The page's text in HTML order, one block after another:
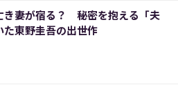
き妻が宿る？ 秘密を抱える「夫
た東野圭吾の出世作